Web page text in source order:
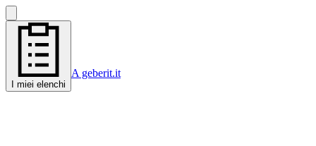
I miei elenchi
A geberit.it